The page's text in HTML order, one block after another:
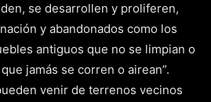
se desarrollen y proliferen,
y abandonados como los
antiguos que no se limpian o
jamás se corren o airean”.
venir de terrenos vecinos